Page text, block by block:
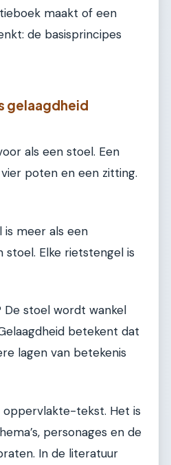
maakt of een
de basisprincipes
gelaagdheid
als een stoel. Een
poten en een zitting.
is meer als een
Elke rietstengel is
De stoel wordt wankel
betekent dat
lagen van betekenis
oppervlakte-tekst. Het is
personages en de
In de literatuur